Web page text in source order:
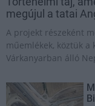
megújul a tatai
A projekt részeként
műemlékek, köztük a
Várkanyarban álló